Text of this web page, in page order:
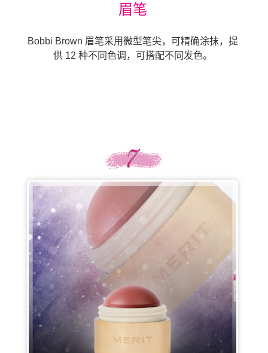
眉笔
Bobbi Brown 眉笔采用微型笔尖，可精确涂抹，提
供 12 种不同色调，可搭配不同发色。